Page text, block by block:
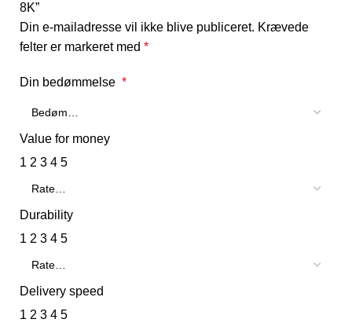
8K”
Din e-mailadresse vil ikke blive publiceret. Krævede
felter er markeret med *
Din bedømmelse *
Value for money
1 2 3 4 5
Durability
1 2 3 4 5
Delivery speed
1 2 3 4 5